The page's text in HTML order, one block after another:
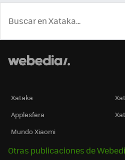
Xataka
Applesfera
Mundo Xiaomi
Otras publicaciones de